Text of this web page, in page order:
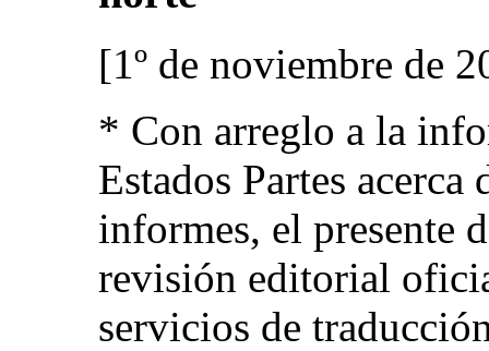
[1º de noviembre de
* Con arreglo a la
Estados Partes
informes, el presente
revisión editorial
servicios de